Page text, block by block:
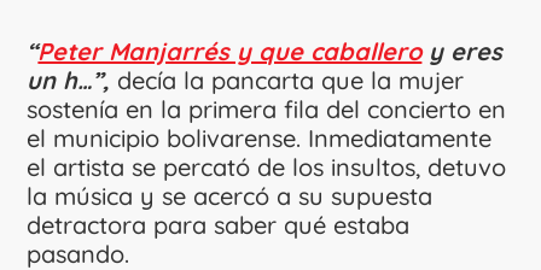
“Peter Manjarrés y que caballeroy eres
un h…”, decía la pancarta que la mujer
sostenía en la primera fila del concierto en
el municipio bolivarense. Inmediatamente
el artista se percató de los insultos, detuvo
la música y se acercó a su supuesta
detractora para saber qué estaba
pasando.